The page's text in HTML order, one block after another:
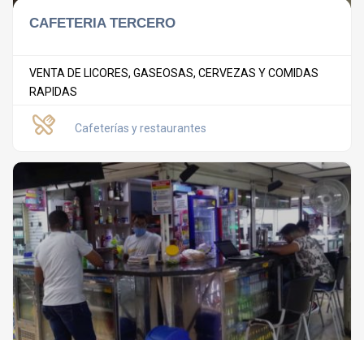
CAFETERIA TERCERO
VENTA DE LICORES, GASEOSAS, CERVEZAS Y COMIDAS
RAPIDAS
Cafeterías y restaurantes